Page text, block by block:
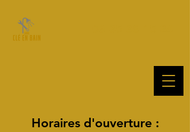
Horaires d'ouverture :